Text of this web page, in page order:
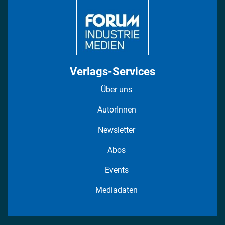
Verlags-Services
Über uns
AutorInnen
Newsletter
Abos
Events
Mediadaten